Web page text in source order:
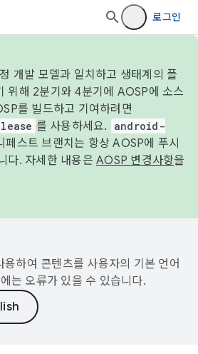
로그인
개발 모델과 일치하고 생태계의 플
위해 2분기와 4분기에 AOSP에 소스
를 빌드하고 기여하려면
를 사용하세요.
android-
페스트 브랜치는 항상 AOSP에 푸시
다. 자세한 내용은 AOSP 변경사항을
하여 콘텐츠를 사용자의 기본 언어
는 오류가 있을 수 있습니다.